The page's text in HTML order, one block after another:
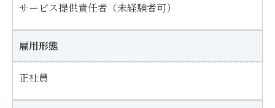
サービス提供責任者（未経験者可）
雇用形態
正社員